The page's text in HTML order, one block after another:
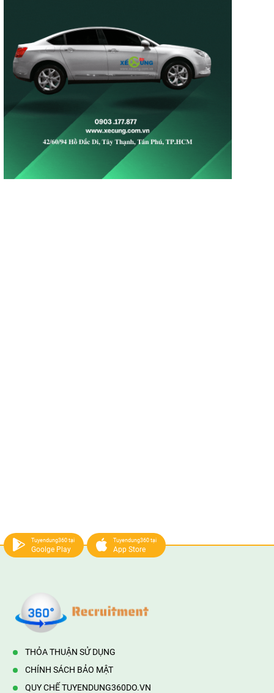
Tuyendung360 tại
Goolge Play
Tuyendung360 tại
App Store
THỎA THUẬN SỬ DỤNG
CHÍNH SÁCH BẢO MẬT
QUY CHẾ TUYENDUNG360DO.VN